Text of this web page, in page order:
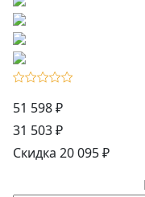
51 598 ₽
31 503 ₽
Скидка 20 095 ₽